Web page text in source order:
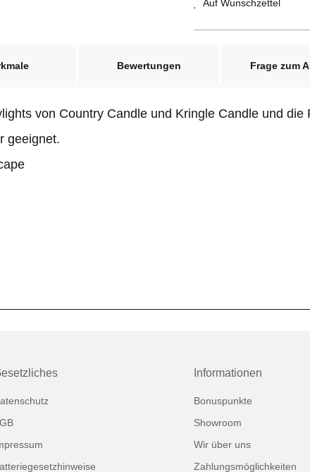
Auf Wunschzettel
Bewertungen Frage zum
von Country Candle und Kringle Candle und
geeignet.
Informationen
Bonuspunkte
Showroom
Wir über uns
Zahlungsmöglichkeiten